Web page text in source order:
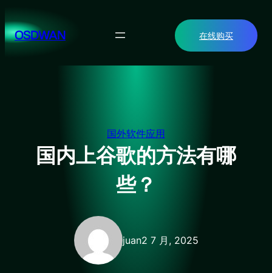
至
内OSDWAN 在线购买
国外软件应用
国内上谷歌的方法有哪
些？
juan2 7 月, 2025